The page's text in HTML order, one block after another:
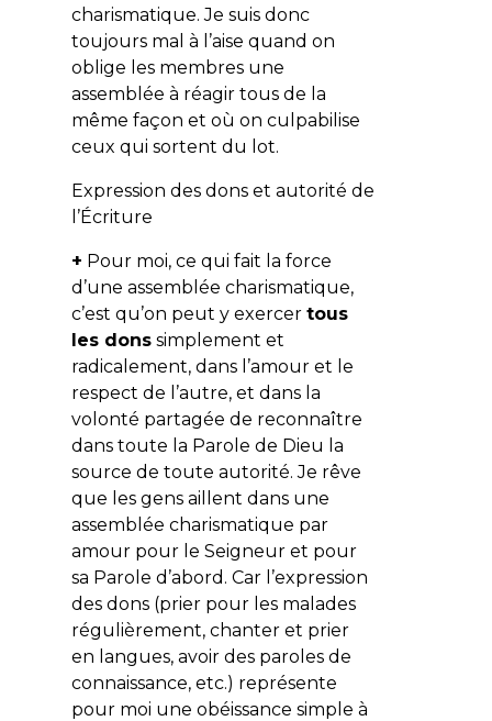
charismatique. Je suis donc
toujours mal à l’aise quand on
oblige les membres une
assemblée à réagir tous de la
même façon et où on culpabilise
ceux qui sortent du lot.
Expression des dons et autorité de
l’Écriture
+ Pour moi, ce qui fait la force
d’une assemblée charismatique,
c’est qu’on peut y exercer tous
les donssimplement et
radicalement, dans l’amour et le
respect de l’autre, et dans la
volonté partagée de reconnaître
dans toute la Parole de Dieu la
source de toute autorité. Je rêve
que les gens aillent dans une
assemblée charismatique par
amour pour le Seigneur et pour
sa Parole d’abord. Car l’expression
des dons (prier pour les malades
régulièrement, chanter et prier
en langues, avoir des paroles de
connaissance, etc.) représente
pour moi une obéissance simple à